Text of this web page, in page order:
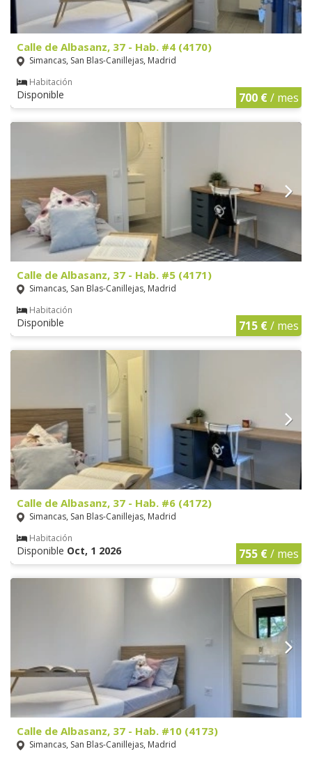
Calle de Albasanz, 37 - Hab. #4 (4170)
Simancas, San Blas-Canillejas, Madrid
Habitación
Disponible 700 €/ mes
Calle de Albasanz, 37 - Hab. #5 (4171)
Simancas, San Blas-Canillejas, Madrid
Habitación
Disponible 715 €/ mes
Calle de Albasanz, 37 - Hab. #6 (4172)
Simancas, San Blas-Canillejas, Madrid
Habitación
Disponible Oct, 1 2026 755 €/ mes
Calle de Albasanz, 37 - Hab. #10 (4173)
Simancas, San Blas-Canillejas, Madrid